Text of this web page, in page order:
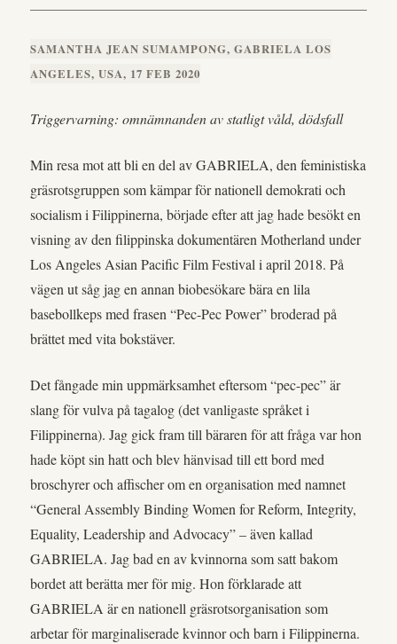
SAMANTHA JEAN SUMAMPONG, GABRIELA LOS
ANGELES, USA, 17 FEB 2020
Triggervarning: omnämnanden av statligt våld, dödsfall
Min resa mot att bli en del av GABRIELA, den feministiska
gräsrotsgruppen som kämpar för nationell demokrati och
socialism i Filippinerna, började efter att jag hade besökt en
visning av den filippinska dokumentären Motherland under
Los Angeles Asian Pacific Film Festival i april 2018. På
vägen ut såg jag en annan biobesökare bära en lila
basebollkeps med frasen “Pec-Pec Power” broderad på
brättet med vita bokstäver.
Det fångade min uppmärksamhet eftersom “pec-pec” är
slang för vulva på tagalog (det vanligaste språket i
Filippinerna). Jag gick fram till bäraren för att fråga var hon
hade köpt sin hatt och blev hänvisad till ett bord med
broschyrer och affischer om en organisation med namnet
“General Assembly Binding Women for Reform, Integrity,
Equality, Leadership and Advocacy” – även kallad
GABRIELA. Jag bad en av kvinnorna som satt bakom
bordet att berätta mer för mig. Hon förklarade att
GABRIELA är en nationell gräsrotsorganisation som
arbetar för marginaliserade kvinnor och barn i Filippinerna.